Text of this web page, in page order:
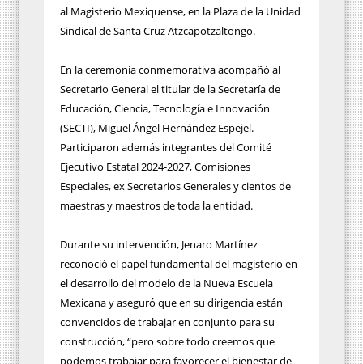
al Magisterio Mexiquense, en la Plaza de la Unidad
Sindical de Santa Cruz Atzcapotzaltongo.
En la ceremonia conmemorativa acompañó al
Secretario General el titular de la Secretaría de
Educación, Ciencia, Tecnología e Innovación
(SECTI), Miguel Ángel Hernández Espejel.
Participaron además integrantes del Comité
Ejecutivo Estatal 2024-2027, Comisiones
Especiales, ex Secretarios Generales y cientos de
maestras y maestros de toda la entidad.
Durante su intervención, Jenaro Martínez
reconoció el papel fundamental del magisterio en
el desarrollo del modelo de la Nueva Escuela
Mexicana y aseguró que en su dirigencia están
convencidos de trabajar en conjunto para su
construcción, “pero sobre todo creemos que
podemos trabajar para favorecer el bienestar de